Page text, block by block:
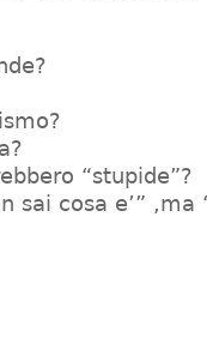
“stupide”?
sai cosa e’” ,ma